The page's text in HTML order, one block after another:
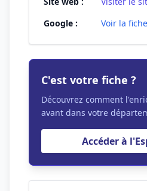
Google :
Voir la
C'est votre fiche ?
Découvrez comment
avant dans votre
Accéder à